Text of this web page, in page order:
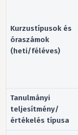
Kurzustípusok és
óraszámok
(heti/féléves)
Tanulmányi
teljesítmény/
értékelés típusa